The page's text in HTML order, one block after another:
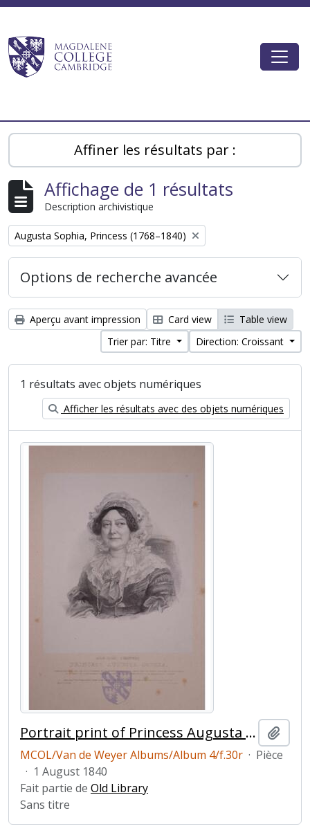
Magdalene College AtoM
Affiner les résultats par :
Affichage de 1 résultats
Description archivistique
Remove filter:
Augusta Sophia, Princess (1768–1840)
Options de recherche avancée
Aperçu avant impression Card view
Table view
Trier par: Titre
Direction: Croissant
1 résultats avec objets numériques
Afficher les résultats avec des objets numériques
Portrait print of Princess Augusta Sophia
MCOL/Van de Weyer Albums/Album 4/f.30r · Pièce
· 1 August 1840
Fait partie de Old Library
Sans titre